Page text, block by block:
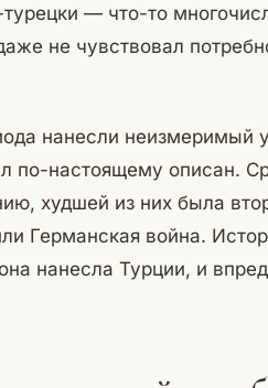
— что-то
не чувствовал
нанесли неизмеримый
по-настоящему описан.
худшей из них была
Германская война.
нанесла Турции, и